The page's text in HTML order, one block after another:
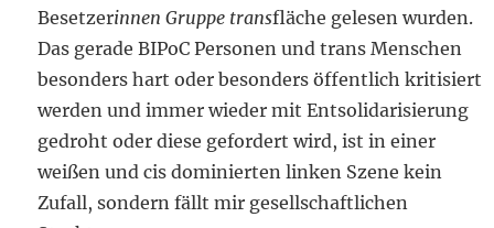
Besetzerinnen Gruppe transfläche gelesen wurden.
Das gerade BIPoC Personen und trans Menschen
besonders hart oder besonders öffentlich kritisiert
werden und immer wieder mit Entsolidarisierung
gedroht oder diese gefordert wird, ist in einer
weißen und cis dominierten linken Szene kein
Zufall, sondern fällt mir gesellschaftlichen